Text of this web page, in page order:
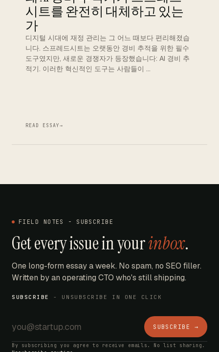
시트를 완전히 대체하고 있는
가
디지털 시대에 재정 관리는 그 어느 때보다 편리해졌습
니다. 스프레드시트는 오랫동안 경비 추적을 위한 필수
도구였지만, 새로운 경쟁자가 등장했습니다: AI 경비 추
적기. 이러한 혁신적인 도구는 사람들이 …
READ ESSAY→
FIELD NOTES - SUBSCRIBE
Get every issue in yourinbox.
One long-form essay a week. No spam, no SEO filler.
Written by an operating CTO who's still shipping.
SUBSCRIBE - UNSUBSCRIBE IN ONE CLICK
SUBSCRIBE →
By subscribing you agree to receive emails. No list sharing.